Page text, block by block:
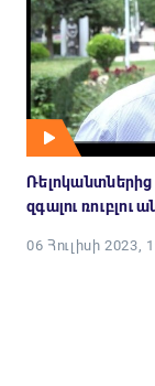
զգալու ռուբլու
06 Հուլիսի 2023,